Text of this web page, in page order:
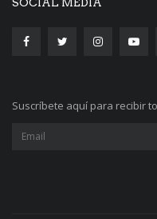
Suscríbete aquí para recibir